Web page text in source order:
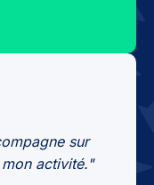
sur
activité."